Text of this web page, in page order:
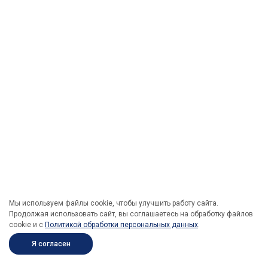
Мы используем файлы cookie, чтобы улучшить работу сайта.
Продолжая использовать сайт, вы соглашаетесь на обработку файлов
cookie и c Политикой обработки персональных данных.
Я согласен